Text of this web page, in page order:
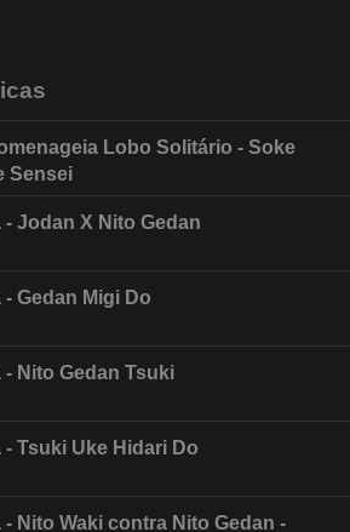
Lobo Solitário - Soke
Sensei
- Jodan X Nito Gedan
Gedan Migi Do
- Nito Gedan Tsuki
- Tsuki Uke Hidari Do
- Nito Waki contra Nito Gedan -